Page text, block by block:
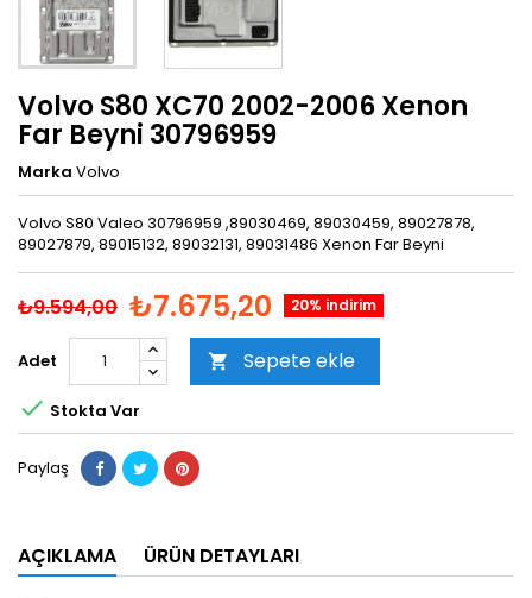
Volvo S80 XC70 2002-2006 Xenon
Far Beyni 30796959
Marka Volvo
Volvo S80 Valeo 30796959 ,89030469, 89030459, 89027878,
89027879, 89015132, 89032131, 89031486 Xenon Far Beyni
₺9.594,00 ₺7.675,20 20% indirim
Adet  Sepete ekle
 Stokta Var
Paylaş
AÇIKLAMA ÜRÜN DETAYLARI